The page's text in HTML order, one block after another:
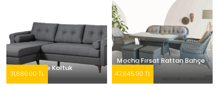
Harran Köşe Koltuk
31,680.00 TL
Mocha Fırsat Rattan Bahçe
Takımı
47,645.00 TL